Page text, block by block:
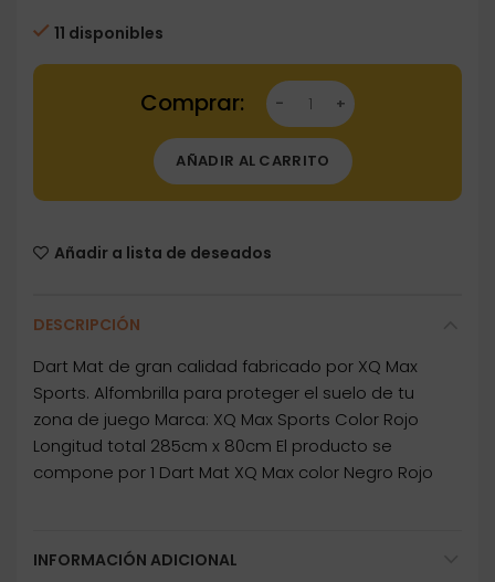
11 disponibles
Dartstore Protector Suelo XQ Max Dart Mat
AÑADIR AL CARRITO
Añadir a lista de deseados
DESCRIPCIÓN
Dart Mat de gran calidad fabricado por XQ Max
Sports. Alfombrilla para proteger el suelo de tu
zona de juego Marca: XQ Max Sports Color Rojo
Longitud total 285cm x 80cm El producto se
compone por 1 Dart Mat XQ Max color Negro Rojo
INFORMACIÓN ADICIONAL